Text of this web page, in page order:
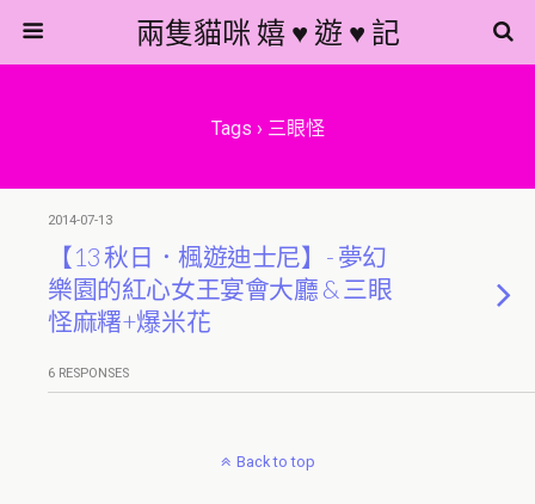
兩隻貓咪 嬉 ♥ 遊 ♥ 記
Tags › 三眼怪
2014-07-13
【13 秋日．楓遊迪士尼】- 夢幻
樂園的紅心女王宴會大廳 & 三眼
怪麻糬+爆米花
6 RESPONSES
Back to top